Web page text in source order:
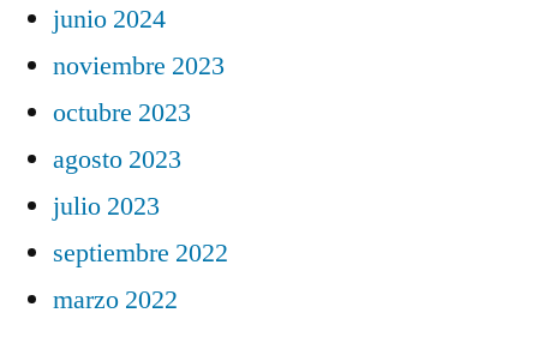
junio 2024
noviembre 2023
octubre 2023
agosto 2023
julio 2023
septiembre 2022
marzo 2022